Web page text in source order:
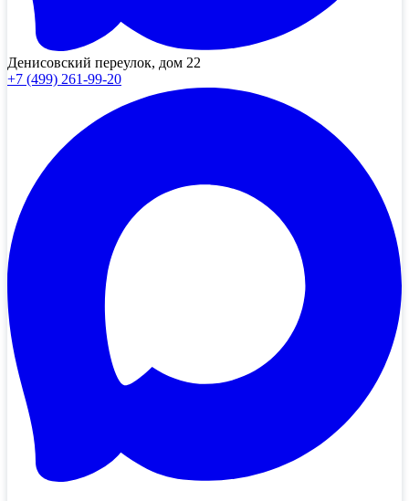
Денисовский переулок, дом 22
+7 (499) 261-99-20